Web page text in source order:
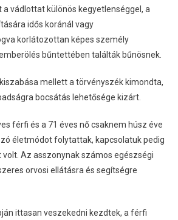
vádlottat különös kegyetlenséggel, a
idős koránál vagy
korlátozottan képes személy
bűntettében találták bűnösnek.
mellett a törvényszék kimondta,
bocsátás lehetősége kizárt.
férfi és a 71 éves nő csaknem húsz éve
életmódot folytattak, kapcsolatuk pedig
Az asszonynak számos egészségi
orvosi ellátásra és segítségre
ittasan veszekedni kezdtek, a férfi